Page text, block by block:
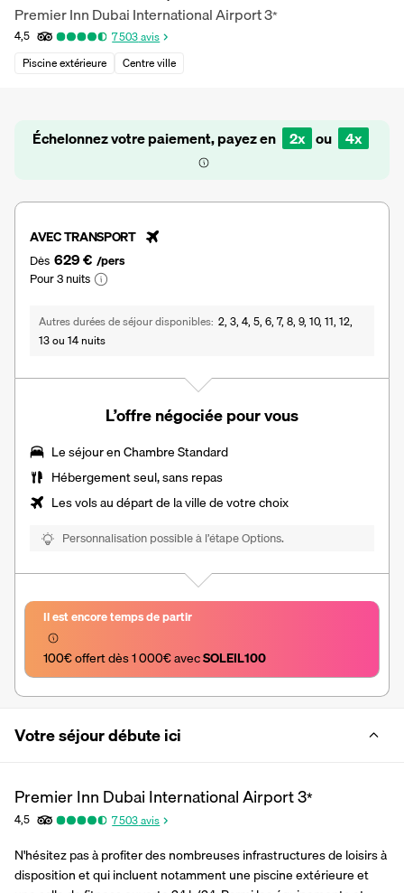
Premier Inn Dubai International Airport3*
4,5 7 503avis
Piscine extérieure
Centre ville
Échelonnez votre paiement, payez en 2x ou 4x
AVEC TRANSPORT
Dès 629 € /pers
Pour 3 nuits
Autres durées de séjour disponibles 2, 3, 4, 5, 6, 7, 8, 9, 10, 11, 12,
13 ou 14 nuits
L’offre négociée pour vous
Le séjour en Chambre Standard
Hébergement seul, sans repas
Les vols au départ de la ville de votre choix
Personnalisation possible à l’étape Options.
Il est encore temps de partir
100€ offert dès 1 000€ avec SOLEIL100
Votre séjour débute ici
Premier Inn Dubai International Airport3*
4,5 7 503avis
N'hésitez pas à profiter des nombreuses infrastructures de loisirs à
disposition et qui incluent notamment une piscine extérieure et